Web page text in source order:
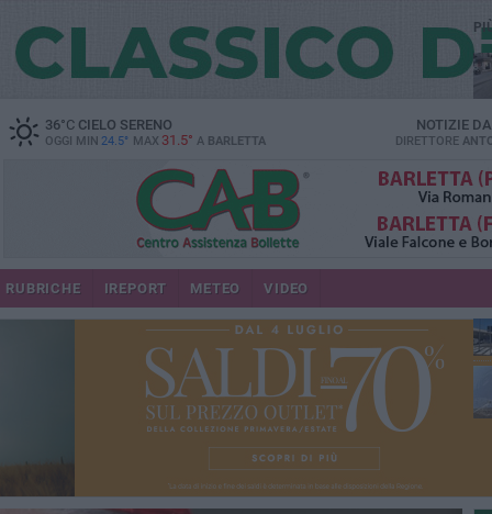
36°CCIELO SERENO
OGGI MIN 24.5° MAX 31.5° A BARLETTA
NOTIZIE
DIRETTORE
RUBRICHE IREPORT METEO VIDEO